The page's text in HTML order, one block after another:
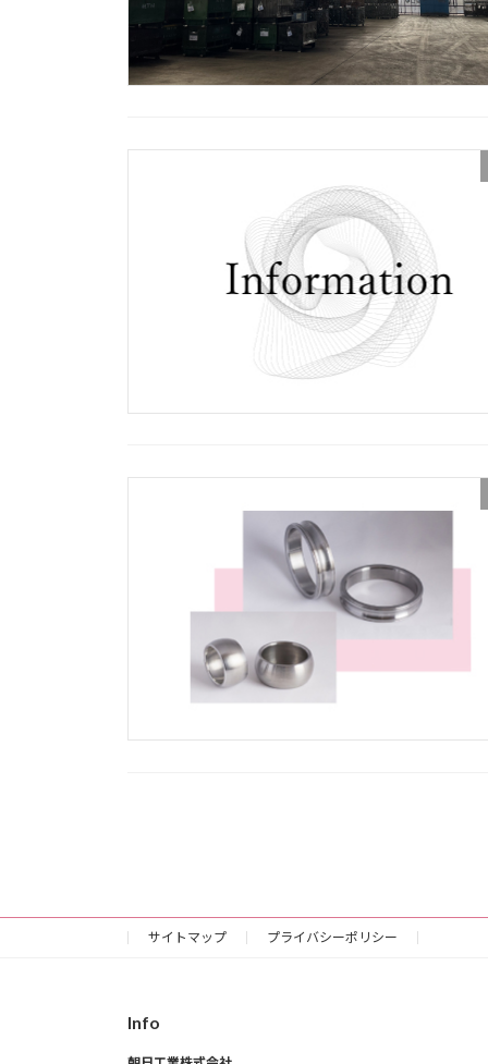
の
ペ
ジ
サイトマップ プライバシーポリシー
Info